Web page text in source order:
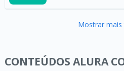
Mostrar mais
CONTEÚDOS ALURA